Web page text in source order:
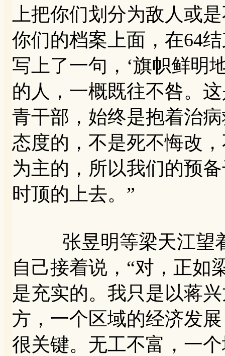
上把你们划分为敌人或
你们的档案上面，在64
写上了一句，‘旗帜鲜明
的人，一概既往不咎。
青干部，始终是抱着治
态度的，不是死不悔改
为主的，所以我们的预
时顶的上去。”
张昱明等梁天江望着
自己接着说，“对，正如
是充实的。我只是以蒋
方，一个区域的经济发
很关键。无工不富，一